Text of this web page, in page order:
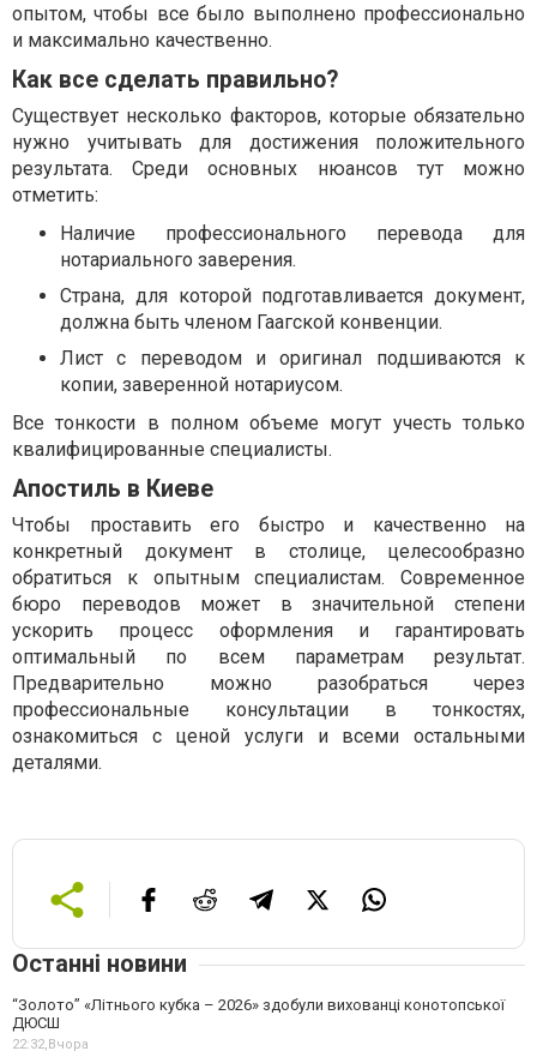
опытом, чтобы все было выполнено профессионально
и максимально качественно.
Как все сделать правильно?
Существует несколько факторов, которые обязательно
нужно учитывать для достижения положительного
результата. Среди основных нюансов тут можно
отметить:
Наличие профессионального перевода для
нотариального заверения.
Страна, для которой подготавливается документ,
должна быть членом Гаагской конвенции.
Лист с переводом и оригинал подшиваются к
копии, заверенной нотариусом.
Все тонкости в полном объеме могут учесть только
квалифицированные специалисты.
Апостиль в Киеве
Чтобы проставить его быстро и качественно на
конкретный документ в столице, целесообразно
обратиться к опытным специалистам. Современное
бюро переводов может в значительной степени
ускорить процесс оформления и гарантировать
оптимальный по всем параметрам результат.
Предварительно можно разобраться через
профессиональные консультации в тонкостях,
ознакомиться с ценой услуги и всеми остальными
деталями.
Останні новини
“Золото” «Літнього кубка – 2026» здобули вихованці конотопської
ДЮСШ
22:32,Вчора